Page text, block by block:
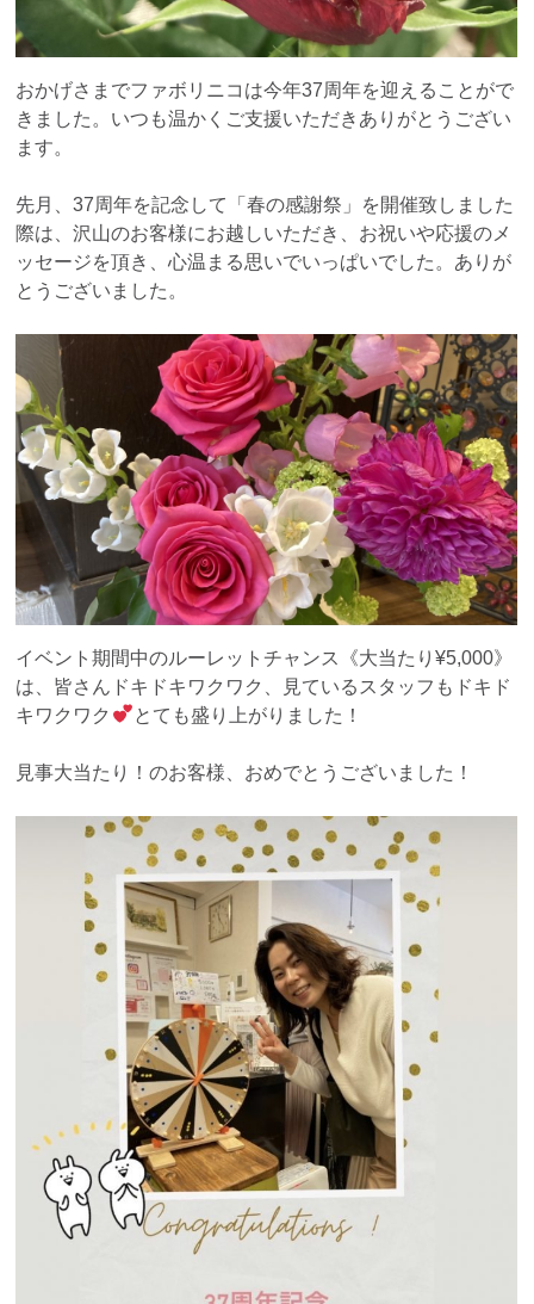
おかげさまでファボリニコは今年37周年を迎えることがで
きました。いつも温かくご支援いただきありがとうござい
ます。
先月、37周年を記念して「春の感謝祭」を開催致しました
際は、沢山のお客様にお越しいただき、お祝いや応援のメ
ッセージを頂き、心温まる思いでいっぱいでした。ありが
とうございました。
イベント期間中のルーレットチャンス《大当たり¥5,000》
は、皆さんドキドキワクワク、見ているスタッフもドキド
キワクワク
とても盛り上がりました！
見事大当たり！のお客様、おめでとうございました！